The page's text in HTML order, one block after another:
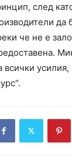
след
да
че не е
всички усилия,